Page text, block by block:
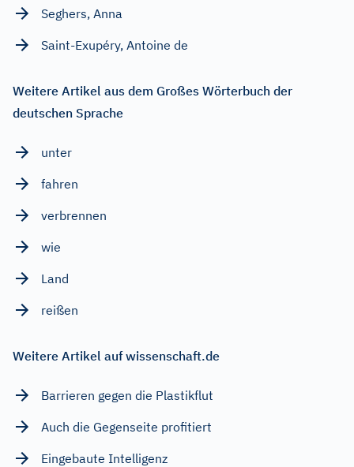
Seghers, Anna
Saint-Exupéry, Antoine de
Weitere Artikel aus dem Großes Wörterbuch der
deutschen Sprache
unter
fahren
verbrennen
wie
Land
reißen
Weitere Artikel auf wissenschaft.de
Barrieren gegen die Plastikflut
Auch die Gegenseite profitiert
Eingebaute Intelligenz